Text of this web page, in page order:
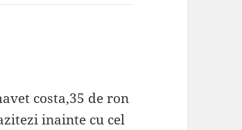
costa,35 de ron
inainte cu cel